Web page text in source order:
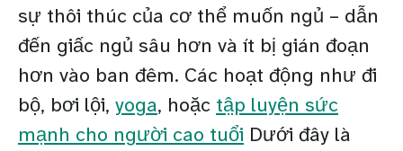
sự thôi thúc của cơ thể muốn ngủ – dẫn
đến giấc ngủ sâu hơn và ít bị gián đoạn
hơn vào ban đêm. Các hoạt động như đi
bộ, bơi lội, yoga, hoặc tập luyện sức
mạnh cho người cao tuổi Dưới đây là